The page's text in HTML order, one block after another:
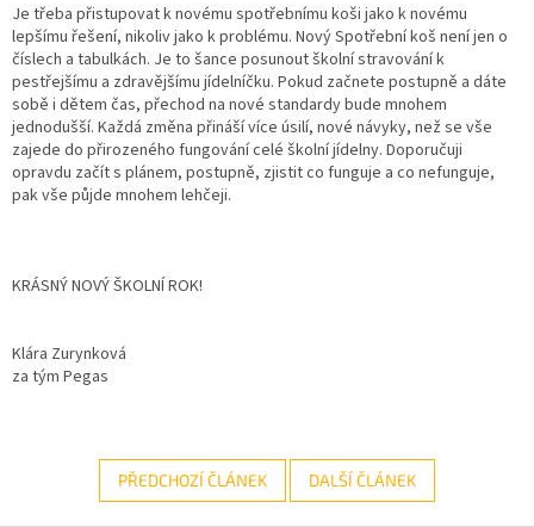
Je třeba přistupovat k novému spotřebnímu koši jako k novému
lepšímu řešení, nikoliv jako k problému. Nový Spotřební koš není jen o
číslech a tabulkách. Je to šance posunout školní stravování k
pestřejšímu a zdravějšímu jídelníčku. Pokud začnete postupně a dáte
sobě i dětem čas, přechod na nové standardy bude mnohem
jednodušší. Každá změna přináší více úsilí, nové návyky, než se vše
zajede do přirozeného fungování celé školní jídelny. Doporučuji
opravdu začít s plánem, postupně, zjistit co funguje a co nefunguje,
pak vše půjde mnohem lehčeji.
KRÁSNÝ NOVÝ ŠKOLNÍ ROK!
Klára Zurynková
za tým Pegas
PŘEDCHOZÍ ČLÁNEK DALŠÍ ČLÁNEK